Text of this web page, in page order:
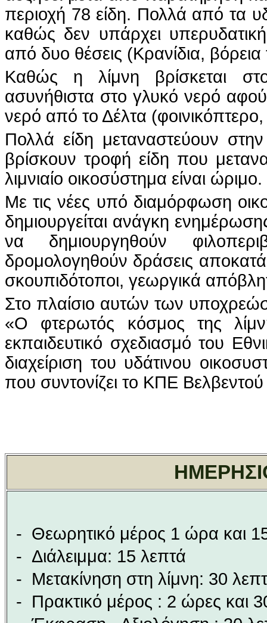
περιοχή 78 είδη. Πολλά από τα
καθώς δεν υπάρχει
από δυο θέσεις (Κρανίδια,
Καθώς η λίμνη βρίσκεται
ασυνήθιστα στο γλυκό νερό
νερό από το Δέλτα
Πολλά είδη μεταναστεύουν
βρίσκουν τροφή είδη που
λιμνιαίο οικοσύστημα είναι ώριμο.
Με τις νέες υπό διαμόρφωση
δημιουργείται ανάγκη
να δημιουργηθούν
δρομολογηθούν δράσεις
σκουπιδότοποι, γεωργικά
Στο πλαίσιο αυτών των
«Ο φτερωτός κόσμος της
εκπαιδευτικό σχεδιασμό του
διαχείριση του υδάτινου
που συντονίζει το ΚΠΕ Βελβεντού
- Θεωρητικό μέρος 1 ώρα και
- Διάλειμμα: 15 λεπτά
- Μετακίνηση στη λίμνη: 30
- Πρακτικό μέρος : 2 ώρες και